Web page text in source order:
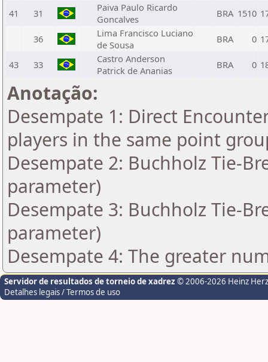
41 31
Paiva Paulo Ricardo
Goncalves
BRA 1510
36
Lima Francisco Luciano
de Sousa
BRA 0
43 33
Castro Anderson
Patrick de Ananias
BRA 0
Anotação:
Desempate 1: Direct
players in the same point
Desempate 2: Buchholz Tie-
parameter)
Desempate 3: Buchholz Tie-
parameter)
Desempate 4: The greater
Servidor de resultados de torneio de xadrez © 2006-2026 Heinz
Detalhes legais / Termos de uso